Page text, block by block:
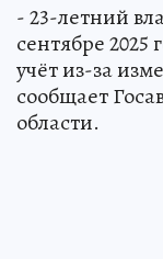
- 23-летний
сентябре 2025
учёт из-за
сообщает
области.